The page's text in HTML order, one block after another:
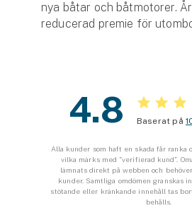
Hyresrättsförsäkring
Företagsförsäkring
Släpvagnsförsäkring
nya båtar och båtmotorer.
reducerad premie för
4.8 Baserat på
Alla kunder som haft en skada får ranka
vilka märks med ”verifierad kund”.
lämnats direkt på webben och
kunder. Samtliga omdömen granskas
stötande eller kränkande innehåll tas
behålls.